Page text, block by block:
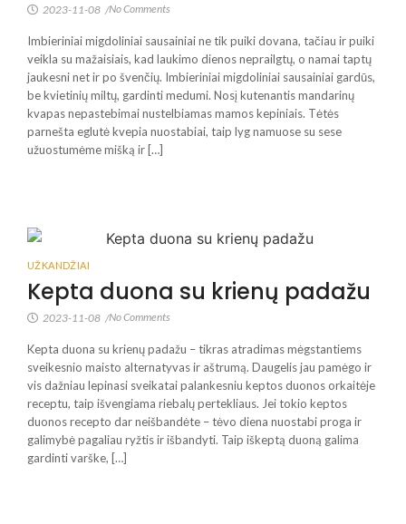
2023-11-08 /No Comments
Imbieriniai migdoliniai sausainiai ne tik puiki dovana, tačiau ir puiki
veikla su mažaisiais, kad laukimo dienos neprailgtų, o namai taptų
jaukesni net ir po švenčių. Imbieriniai migdoliniai sausainiai gardūs,
be kvietinių miltų, gardinti medumi. Nosį kutenantis mandarinų
kvapas nepastebimai nustelbiamas mamos kepiniais. Tėtės
parnešta eglutė kvepia nuostabiai, taip lyg namuose su sese
užuostumėme mišką ir […]
UŽKANDŽIAI
Kepta duona su krienų padažu
2023-11-08 /No Comments
Kepta duona su krienų padažu – tikras atradimas mėgstantiems
sveikesnio maisto alternatyvas ir aštrumą. Daugelis jau pamėgo ir
vis dažniau lepinasi sveikatai palankesniu keptos duonos orkaitėje
receptu, taip išvengiama riebalų pertekliaus. Jei tokio keptos
duonos recepto dar neišbandėte – tėvo diena nuostabi proga ir
galimybė pagaliau ryžtis ir išbandyti. Taip iškeptą duoną galima
gardinti varške, […]